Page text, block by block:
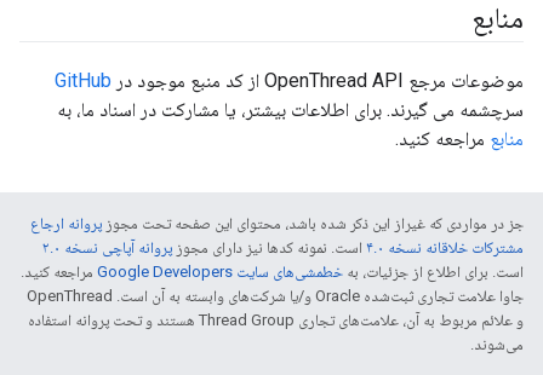
منابع
موضوعات مرجع OpenThread API از کد منبع موجود در
GitHub
سرچشمه می گیرند. برای اطلاعات بیشتر، یا مشارکت در اسناد ما، به
منابع مراجعه کنید.
جز در مواردی که غیراز این ذکر شده باشد، محتوای این صفحه تحت مجوز پروانه ارجاع
مشترکات خلاقانه نسخه ۴.۰
است. نمونه کدها نیز دارای مجوز پروانه آپاچی نسخه ۲.۰
است. برای اطلاع از جزئیات، به خطمشی‌های سایت Google Developers‏
مراجعه کنید.
جاوا علامت تجاری ثبت‌شده Oracle و/یا شرکت‌های وابسته به آن است. ‫OpenThread
و علائم مربوط به آن، علامت‌های تجاری Thread Group هستند و تحت پروانه استفاده
می‌شوند.